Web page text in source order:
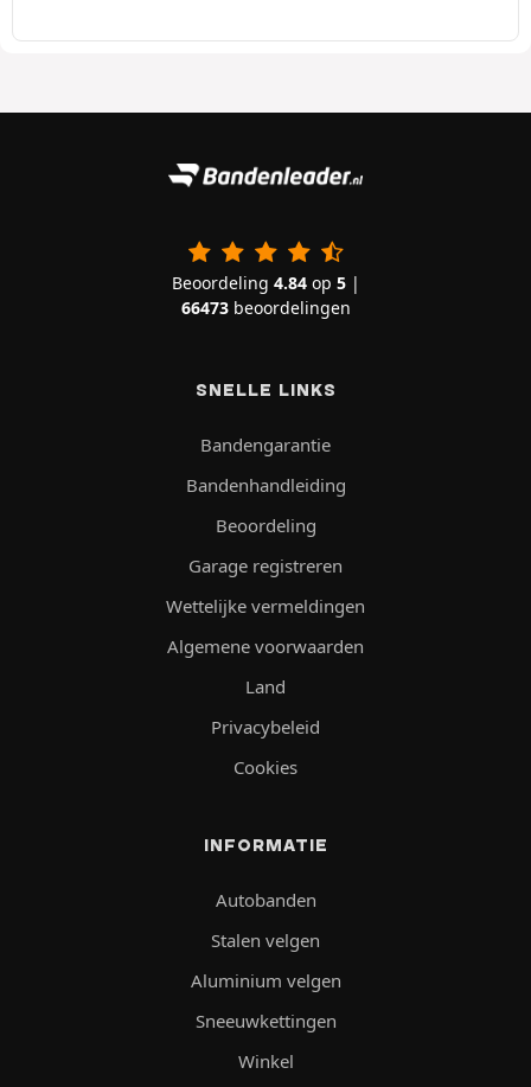
Beoordeling 4.84op 5|
66473beoordelingen
SNELLE LINKS
Bandengarantie
Bandenhandleiding
Beoordeling
Garage registreren
Wettelijke vermeldingen
Algemene voorwaarden
Land
Privacybeleid
Cookies
INFORMATIE
Autobanden
Stalen velgen
Aluminium velgen
Sneeuwkettingen
Winkel